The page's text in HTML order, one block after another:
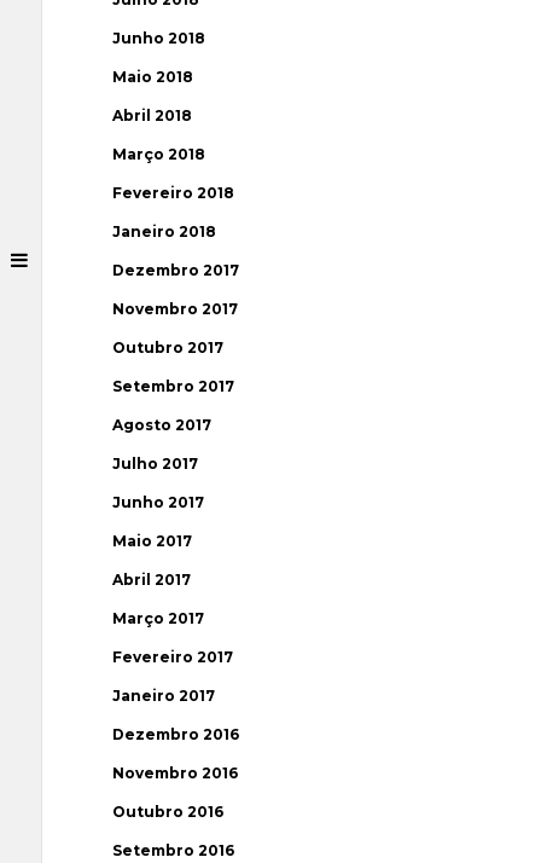
Junho 2018
Maio 2018
Abril 2018
Março 2018
Fevereiro 2018
Janeiro 2018
Dezembro 2017
Novembro 2017
Outubro 2017
Setembro 2017
Agosto 2017
Julho 2017
Junho 2017
Maio 2017
Abril 2017
Março 2017
Fevereiro 2017
Janeiro 2017
Dezembro 2016
Novembro 2016
Outubro 2016
Setembro 2016